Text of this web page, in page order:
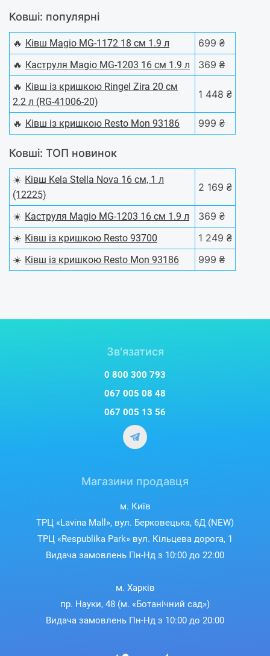
Ковші: популярні
🔥 Ківш Magio MG-1172 18 см 1.9 л
699 ₴
🔥 Каструля Magio MG-1203 16 см 1.9 л
369 ₴
🔥 Ківш із кришкою Ringel Zira 20 см
2.2 л (RG-41006-20)
1 448 ₴
🔥 Ківш із кришкою Resto Mon 93186 999 ₴
Ковші: ТОП новинок
☀️ Ківш Kela Stella Nova 16 см, 1 л
(12225)
2 169 ₴
☀️ Каструля Magio MG-1203 16 см 1.9 л
369 ₴
☀️ Ківш із кришкою Resto 93700
1 249 ₴
☀️ Ківш із кришкою Resto Mon 93186 999 ₴
Зв'язатися
0 800 300 793
067 005 08 48
067 005 13 56
Магазини продавця
м. Київ
ТРЦ «Lavina Mall», вул. Берковецька, 6Д (NEW)
ТРЦ «Respublika Park» вул. Кільцева дорога, 1
Видача замовлень Пн-Нд з 10:00 до 22:00
м. Харків
пр. Науки, 48 (м. «Ботанічний сад»)
Видача замовлень Пн-Нд з 10:00 до 20:00